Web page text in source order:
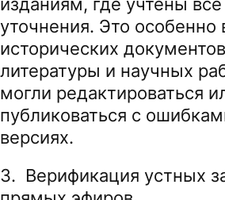
уточнения. Это особенно
исторических
литературы и научных
могли редактироваться
публиковаться с
версиях.
3. Верификация устных